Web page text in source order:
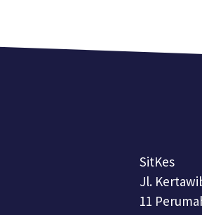
SitKes
Jl.
11